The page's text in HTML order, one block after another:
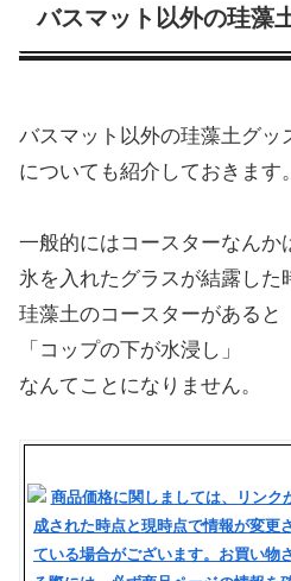
バスマット以外の珪藻
バスマット以外の珪藻土グッ
についても紹介しておきます。
一般的にはコースターなんか
氷を入れたグラスが結露した
珪藻土のコースターがあると
「コップの下が水浸し」
なんてことになりません。